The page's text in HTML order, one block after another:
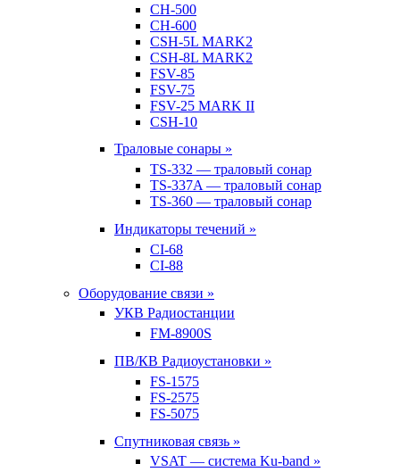
CH-500
CH-600
CSH-5L MARK2
CSH-8L MARK2
FSV-85
FSV-75
FSV-25 MARK II
CSH-10
Траловые сонары »
TS-332 — траловый сонар
TS-337A — траловый сонар
TS-360 — траловый сонар
Индикаторы течений »
CI-68
CI-88
Оборудование связи »
УКВ Радиостанции
FM-8900S
ПВ/КВ Радиоустановки »
FS-1575
FS-2575
FS-5075
Спутниковая связь »
VSAT — система Ku-band »